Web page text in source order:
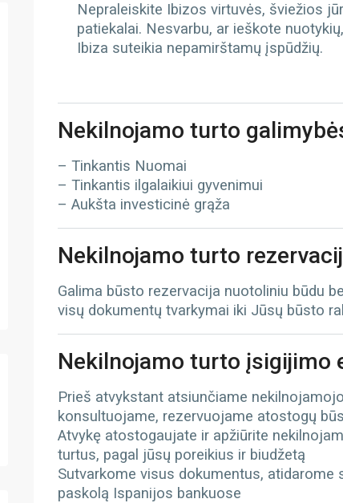
Nepraleiskite Ibizos virtuvės, šviežios
patiekalai. Nesvarbu, ar ieškote
Ibiza suteikia nepamirštamų įspūdžių.
Nekilnojamo turto
– Tinkantis Nuomai
– Tinkantis ilgalaikiui gyvenimui
– Aukšta investicinė grąža
Nekilnojamo turto
Galima būsto rezervacija nuotoliniu būdu
visų dokumentų tvarkymai iki Jūsų būsto
Nekilnojamo turto įsigijimo
Prieš atvykstant atsiunčiame
konsultuojame, rezervuojame atostogų
Atvykę atostogaujate ir apžiūrite
turtus, pagal jūsų poreikius ir biudžetą
Sutvarkome visus dokumentus, atidarome
paskolą Ispanijos bankuose